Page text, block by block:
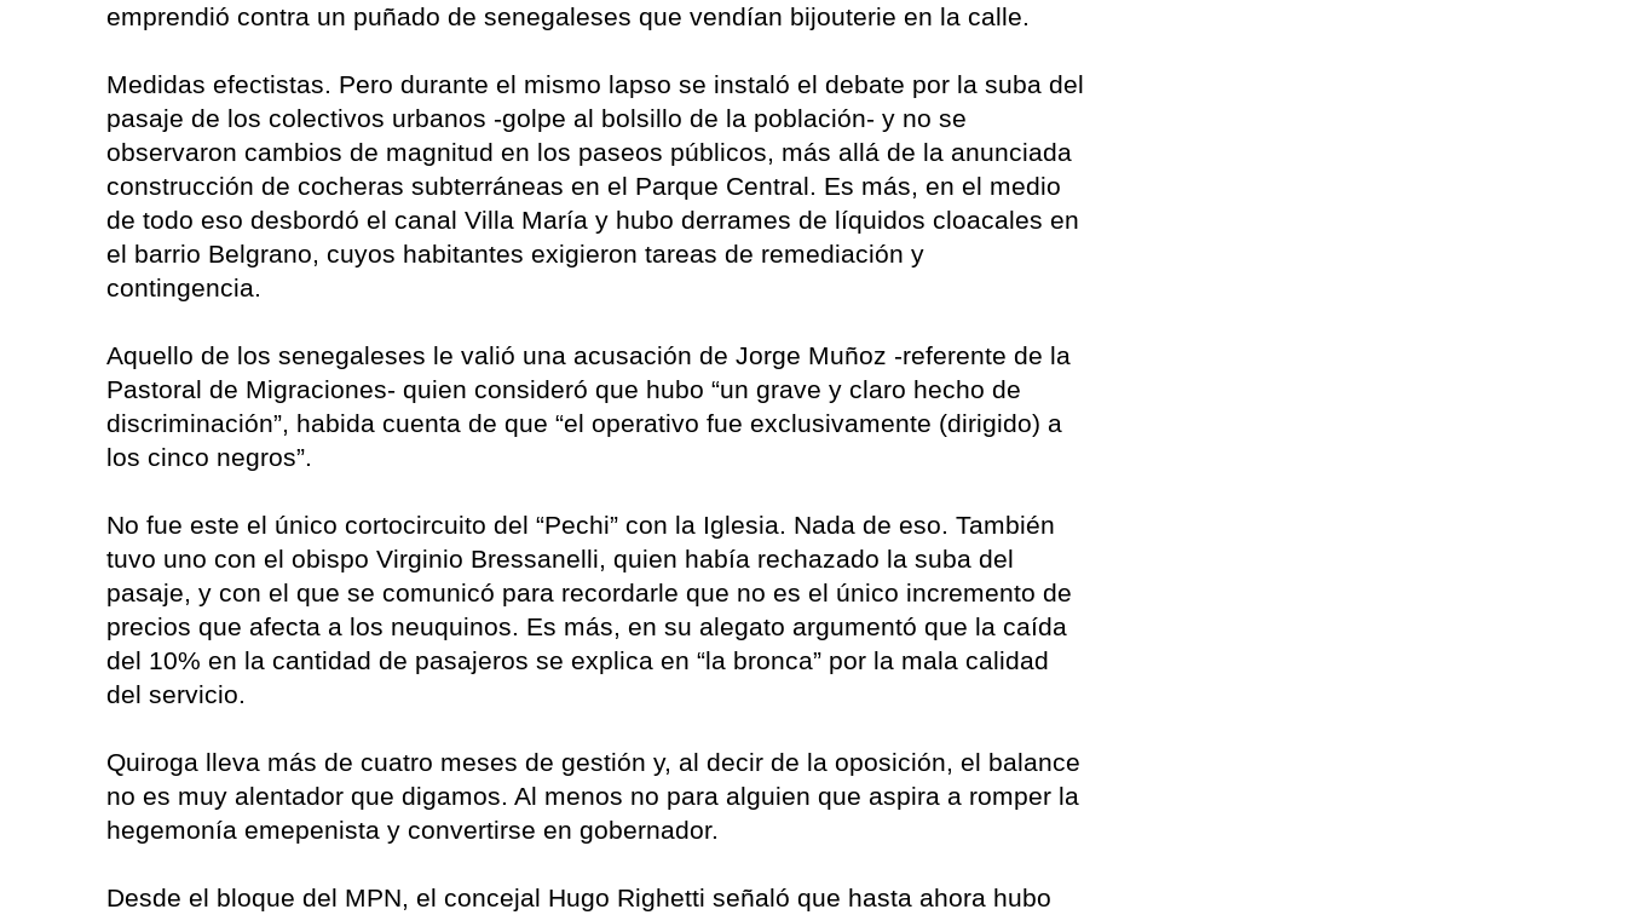
emprendió contra un puñado de senegaleses que vendían bijouterie en la calle.
Medidas efectistas. Pero durante el mismo lapso se instaló el debate por la suba del
pasaje de los colectivos urbanos -golpe al bolsillo de la población- y no se
observaron cambios de magnitud en los paseos públicos, más allá de la anunciada
construcción de cocheras subterráneas en el Parque Central. Es más, en el medio
de todo eso desbordó el canal Villa María y hubo derrames de líquidos cloacales en
el barrio Belgrano, cuyos habitantes exigieron tareas de remediación y
contingencia.
Aquello de los senegaleses le valió una acusación de Jorge Muñoz -referente de la
Pastoral de Migraciones- quien consideró que hubo “un grave y claro hecho de
discriminación”, habida cuenta de que “el operativo fue exclusivamente (dirigido) a
los cinco negros”.
No fue este el único cortocircuito del “Pechi” con la Iglesia. Nada de eso. También
tuvo uno con el obispo Virginio Bressanelli, quien había rechazado la suba del
pasaje, y con el que se comunicó para recordarle que no es el único incremento de
precios que afecta a los neuquinos. Es más, en su alegato argumentó que la caída
del 10% en la cantidad de pasajeros se explica en “la bronca” por la mala calidad
del servicio.
Quiroga lleva más de cuatro meses de gestión y, al decir de la oposición, el balance
no es muy alentador que digamos. Al menos no para alguien que aspira a romper la
hegemonía emepenista y convertirse en gobernador.
Desde el bloque del MPN, el concejal Hugo Righetti señaló que hasta ahora hubo